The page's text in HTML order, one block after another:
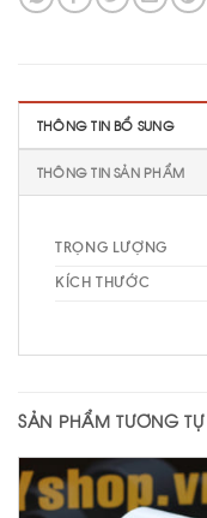
THÔNG TIN BỔ SUNG
THÔNG TIN SẢN PHẨM
TRỌNG LƯỢNG
KÍCH THƯỚC
SẢN PHẨM TƯƠNG TỰ